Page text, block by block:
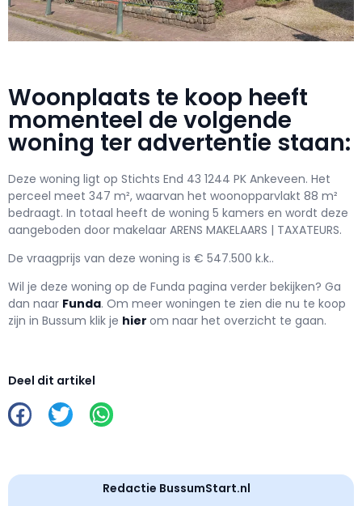
Woonplaats te koop heeft
momenteel de volgende
woning ter advertentie staan:
Deze woning ligt op Stichts End 43 1244 PK Ankeveen. Het
perceel meet 347 m², waarvan het woonopparvlakt 88 m²
bedraagt. In totaal heeft de woning 5 kamers en wordt deze
aangeboden door makelaar ARENS MAKELAARS | TAXATEURS.
De vraagprijs van deze woning is € 547.500 k.k..
Wil je deze woning op de Funda pagina verder bekijken? Ga
dan naar Funda. Om meer woningen te zien die nu te koop
zijn in Bussum klik je hier om naar het overzicht te gaan.
Deel dit artikel
Redactie BussumStart.nl